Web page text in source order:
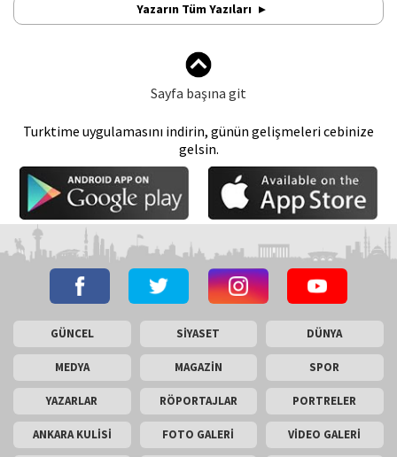
Yazarın Tüm Yazıları
Sayfa başına git
Turktime uygulamasını indirin, günün gelişmeleri cebinize
gelsin.
GÜNCEL SİYASET DÜNYA
MEDYA MAGAZİN SPOR
YAZARLAR RÖPORTAJLAR PORTRELER
ANKARA KULİSİ FOTO GALERİ VİDEO GALERİ